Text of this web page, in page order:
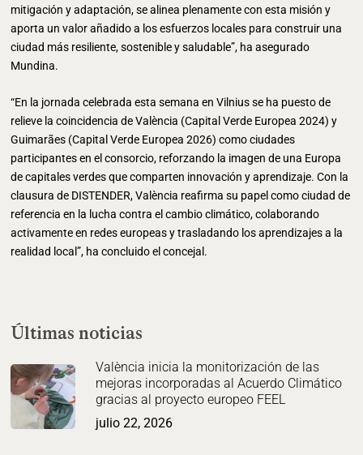
mitigación y adaptación, se alinea plenamente con esta misión y
aporta un valor añadido a los esfuerzos locales para construir una
ciudad más resiliente, sostenible y saludable”, ha asegurado
Mundina.
“En la jornada celebrada esta semana en Vilnius se ha puesto de
relieve la coincidencia de València (Capital Verde Europea 2024) y
Guimarães (Capital Verde Europea 2026) como ciudades
participantes en el consorcio, reforzando la imagen de una Europa
de capitales verdes que comparten innovación y aprendizaje. Con la
clausura de DISTENDER, València reafirma su papel como ciudad de
referencia en la lucha contra el cambio climático, colaborando
activamente en redes europeas y trasladando los aprendizajes a la
realidad local”, ha concluido el concejal.
Últimas noticias
València inicia la monitorización de las
mejoras incorporadas al Acuerdo Climático
gracias al proyecto europeo FEEL
julio 22, 2026